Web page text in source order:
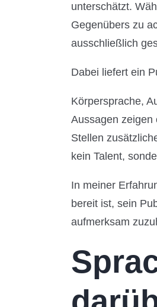
unterschätzt.
Gegenübers zu
ausschließlich
Dabei liefert ein
Körpersprache,
Aussagen zeigen
Stellen
kein Talent,
In meiner
bereit ist, sein
aufmerksam